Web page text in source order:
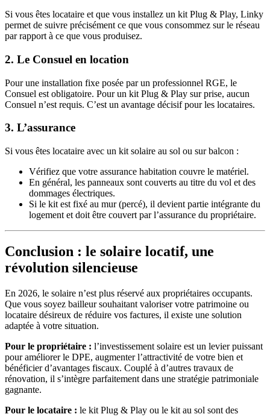
Si vous êtes locataire et que vous installez un kit Plug & Play, Linky
permet de suivre précisément ce que vous consommez sur le réseau
par rapport à ce que vous produisez.
2. Le Consuel en location
Pour une installation fixe posée par un professionnel RGE, le
Consuel est obligatoire. Pour un kit Plug & Play sur prise, aucun
Consuel n’est requis. C’est un avantage décisif pour les locataires.
3. L’assurance
Si vous êtes locataire avec un kit solaire au sol ou sur balcon :
Vérifiez que votre assurance habitation couvre le matériel.
En général, les panneaux sont couverts au titre du vol et des
dommages électriques.
Si le kit est fixé au mur (percé), il devient partie intégrante du
logement et doit être couvert par l’assurance du propriétaire.
Conclusion : le solaire locatif, une
révolution silencieuse
En 2026, le solaire n’est plus réservé aux propriétaires occupants.
Que vous soyez bailleur souhaitant valoriser votre patrimoine ou
locataire désireux de réduire vos factures, il existe une solution
adaptée à votre situation.
Pour le propriétaire : l’investissement solaire est un levier puissant
pour améliorer le DPE, augmenter l’attractivité de votre bien et
bénéficier d’avantages fiscaux. Couplé à d’autres travaux de
rénovation, il s’intègre parfaitement dans une stratégie patrimoniale
gagnante.
Pour le locataire : le kit Plug & Play ou le kit au sol sont des